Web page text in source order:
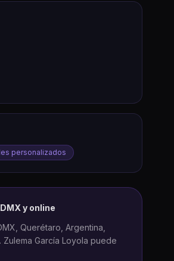
personalizados
y online
Querétaro, Argentina,
García Loyola puede